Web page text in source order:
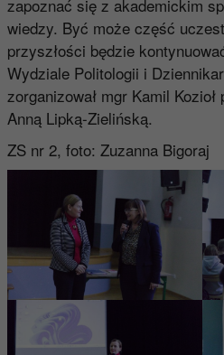
zapoznać się z akademickim
wiedzy. Być może część
przyszłości będzie
Wydziale Politologii i
zorganizował mgr Kamil
Anną Lipką-Zielińską.
ZS nr 2, foto: Zuzanna Bigoraj